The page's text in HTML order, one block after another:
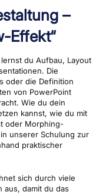
–
Effekt“
du Aufbau, Layout
Die
oder die Definition
von PowerPoint
Wie du dein
kannst, wie du mit
oder Morphing-
unserer Schulung zur
praktischer
sich durch viele
aus, damit du das